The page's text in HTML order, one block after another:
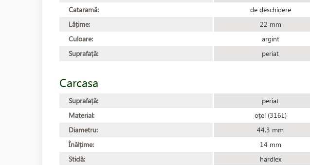
Cataramă:
de deschidere
Lățime:
22 mm
Culoare:
argint
Suprafață:
periat
Carcasa
Suprafață:
periat
Material:
oțel (316L)
Diametru:
44,3 mm
Înălțime:
14 mm
Sticlă:
hardlex